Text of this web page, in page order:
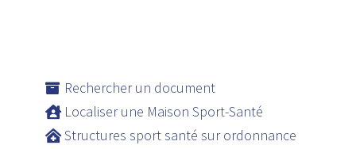
Rechercher un document
Localiser une Maison Sport-Santé
Structures sport santé sur ordonnance